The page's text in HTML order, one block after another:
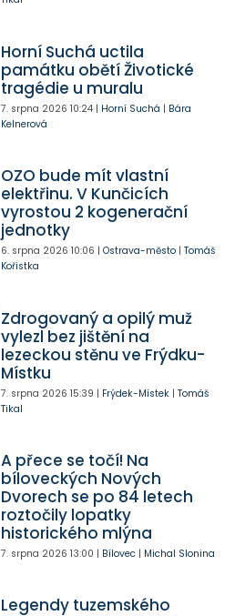
Horní Suchá uctila
památku obětí Životické
tragédie u muralu
7. srpna 2026 10:24| Horní Suchá | Bára
Kelnerová
OZO bude mít vlastní
elektřinu. V Kunčicích
vyrostou 2 kogenerační
jednotky
6. srpna 2026 10:06 | Ostrava-město| Tomáš
Kořistka
Zdrogovaný a opilý muž
vylezl bez jištění na
lezeckou stěnu ve Frýdku-
Místku
7. srpna 2026 15:39 | Frýdek-Místek| Tomáš
Tikal
A přece se točí! Na
bíloveckých Nových
Dvorech se po 84 letech
roztočily lopatky
historického mlýna
7. srpna 2026 13:00 | Bílovec| Michal Slonina
Legendy tuzemského